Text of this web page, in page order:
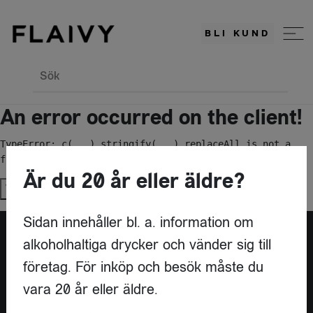
BLI KUND
Sök
An error occurred on the client!
TypeError: c(...).stringify(...).replaceAll is not a
function
Try again
Är du leverantör?
Är du 20 år eller äldre?
Sidan innehåller bl. a. information om
alkoholhaltiga drycker och vänder sig till
företag. För inköp och besök måste du
vara 20 år eller äldre.